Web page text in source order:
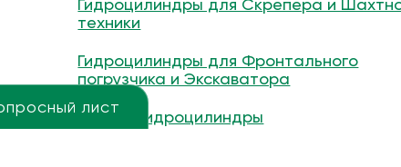
лист
техники
Гидроцилиндры для Фронтального
погрузчика и Экскаватора
Другие гидроцилиндры